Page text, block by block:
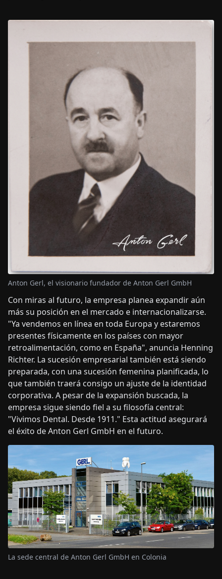
Anton Gerl, el visionario fundador de Anton Gerl GmbH
Con miras al futuro, la empresa planea expandir aún
más su posición en el mercado e internacionalizarse.
"Ya vendemos en línea en toda Europa y estaremos
presentes físicamente en los países con mayor
retroalimentación, como en España", anuncia Henning
Richter. La sucesión empresarial también está siendo
preparada, con una sucesión femenina planificada, lo
que también traerá consigo un ajuste de la identidad
corporativa. A pesar de la expansión buscada, la
empresa sigue siendo fiel a su filosofía central:
"Vivimos Dental. Desde 1911." Esta actitud asegurará
el éxito de Anton Gerl GmbH en el futuro.
La sede central de Anton Gerl GmbH en Colonia